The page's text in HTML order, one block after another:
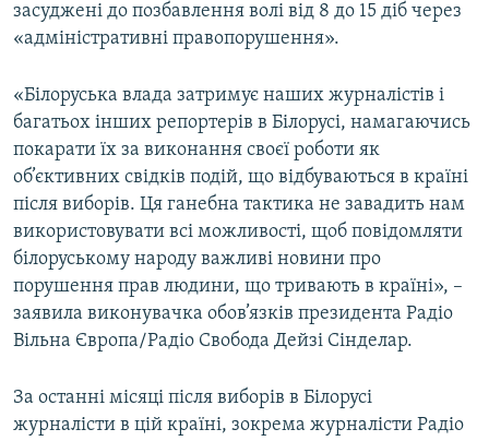
засуджені до позбавлення волі від 8 до 15 діб через
«адміністративні правопорушення».
«Білоруська влада затримує наших журналістів і
багатьох інших репортерів в Білорусі, намагаючись
покарати їх за виконання своєї роботи як
об’єктивних свідків подій, що відбуваються в країні
після виборів. Ця ганебна тактика не завадить нам
використовувати всі можливості, щоб повідомляти
білоруському народу важливі новини про
порушення прав людини, що тривають в країні», –
заявила виконувачка обов’язків президента Радіо
Вільна Європа/Радіо Свобода Дейзі Сінделар.
За останні місяці після виборів в Білорусі
журналісти в цій країні, зокрема журналісти Радіо